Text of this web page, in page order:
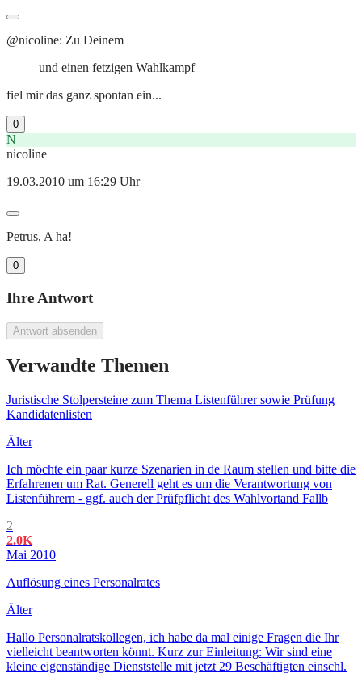
@nicoline: Zu Deinem
und einen fetzigen Wahlkampf
fiel mir das ganz spontan ein...
0
N
nicoline
19.03.2010 um 16:29 Uhr
Petrus, A ha!
0
Ihre Antwort
Antwort absenden
Verwandte Themen
Juristische Stolpersteine zum Thema Listenführer sowie Prüfung
Kandidatenlisten
Älter
Ich möchte ein paar kurze Szenarien in de Raum stellen und bitte die
Erfahrenen um Rat. Generell geht es um die Verantwortung von
Listenführern - ggf. auch der Prüfpflicht des Wahlvortand Fallb
2
2.0K
Mai 2010
Auflösung eines Personalrates
Älter
Hallo Personalratskollegen, ich habe da mal einige Fragen die Ihr
vielleicht beantworten könnt. Kurz zur Einleitung: Wir sind eine
kleine eigenständige Dienststelle mit jetzt 29 Beschäftigten einschl.